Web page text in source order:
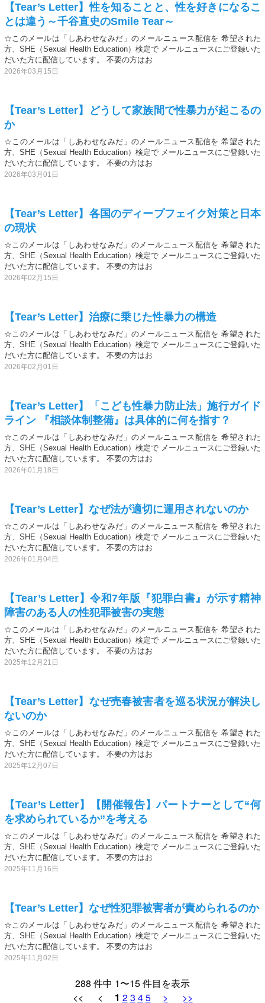
【Tear’s Letter】性を知ることと、性を好きになるこ
とは違う～千谷直史のSmile Tear～
☆このメールは「しあわせなみだ」のメールニュース配信を 希望された
方、SHE（Sexual Health Education）検定で メールニュースにご登録いた
だいた方に配信しています。 不要の方はお
2026年03月15日
【Tear’s Letter】どうして家族間で性暴力が起こるの
か
☆このメールは「しあわせなみだ」のメールニュース配信を 希望された
方、SHE（Sexual Health Education）検定で メールニュースにご登録いた
だいた方に配信しています。 不要の方はお
2026年03月01日
【Tear’s Letter】各国のディープフェイク対策と日本
の現状
☆このメールは「しあわせなみだ」のメールニュース配信を 希望された
方、SHE（Sexual Health Education）検定で メールニュースにご登録いた
だいた方に配信しています。 不要の方はお
2026年02月15日
【Tear’s Letter】治療に乗じた性暴力の構造
☆このメールは「しあわせなみだ」のメールニュース配信を 希望された
方、SHE（Sexual Health Education）検定で メールニュースにご登録いた
だいた方に配信しています。 不要の方はお
2026年02月01日
【Tear’s Letter】「こども性暴力防止法」施行ガイド
ライン 『相談体制整備』は具体的に何を指す？
☆このメールは「しあわせなみだ」のメールニュース配信を 希望された
方、SHE（Sexual Health Education）検定で メールニュースにご登録いた
だいた方に配信しています。 不要の方はお
2026年01月18日
【Tear’s Letter】なぜ法が適切に運用されないのか
☆このメールは「しあわせなみだ」のメールニュース配信を 希望された
方、SHE（Sexual Health Education）検定で メールニュースにご登録いた
だいた方に配信しています。 不要の方はお
2026年01月04日
【Tear’s Letter】令和7年版『犯罪白書』が示す精神
障害のある人の性犯罪被害の実態
☆このメールは「しあわせなみだ」のメールニュース配信を 希望された
方、SHE（Sexual Health Education）検定で メールニュースにご登録いた
だいた方に配信しています。 不要の方はお
2025年12月21日
【Tear’s Letter】なぜ売春被害者を巡る状況が解決し
ないのか
☆このメールは「しあわせなみだ」のメールニュース配信を 希望された
方、SHE（Sexual Health Education）検定で メールニュースにご登録いた
だいた方に配信しています。 不要の方はお
2025年12月07日
【Tear’s Letter】【開催報告】パートナーとして“何
を求められているか”を考える
☆このメールは「しあわせなみだ」のメールニュース配信を 希望された
方、SHE（Sexual Health Education）検定で メールニュースにご登録いた
だいた方に配信しています。 不要の方はお
2025年11月16日
【Tear’s Letter】なぜ性犯罪被害者が責められるのか
☆このメールは「しあわせなみだ」のメールニュース配信を 希望された
方、SHE（Sexual Health Education）検定で メールニュースにご登録いた
だいた方に配信しています。 不要の方はお
2025年11月02日
288 件中 1〜15 件目を表示
<< < 1 23 45 > >>